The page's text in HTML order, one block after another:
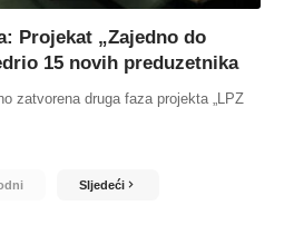
Projekat „Zajedno do
15 novih preduzetnika
zatvorena druga faza projekta „LPZ
Sljedeći